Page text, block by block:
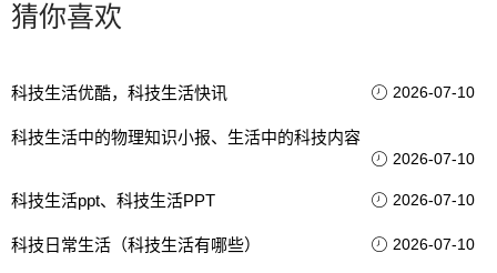
猜你喜欢
科技生活优酷，科技生活快讯 2026-07-10
科技生活中的物理知识小报、生活中的科技内容
2026-07-10
科技生活ppt、科技生活PPT 2026-07-10
科技日常生活（科技生活有哪些） 2026-07-10